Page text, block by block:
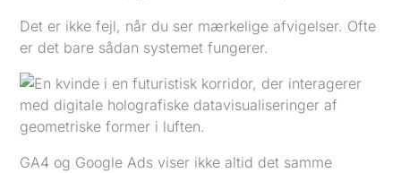
Det er ikke fejl, når du ser mærkelige afvigelser. Ofte
er det bare sådan systemet fungerer.
GA4 og Google Ads viser ikke altid det samme